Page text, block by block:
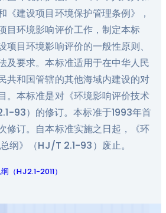
《建设项目环境保护管理条例》，
目环境影响评价工作，制定本标
目环境影响评价的一般性原则、
及要求。本标准适用于在中华人民
共和国管辖的其他海域内建设的对
。本标准是对《环境影响评价技术
93）的修订。本标准于1993年首
修订。自本标准实施之日起，《环
纲》（HJ/T 2.1-93）废止。
（HJ2.1-2011）